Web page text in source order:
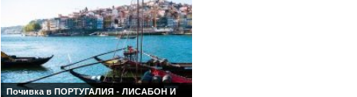
Почивка в ПОРТУГАЛИЯ - ЛИСАБОН И